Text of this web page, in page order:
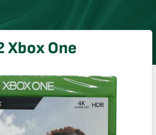
Xbox One